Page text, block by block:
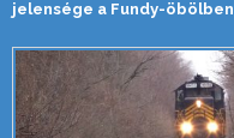
jelensége a Fundy-öbölben